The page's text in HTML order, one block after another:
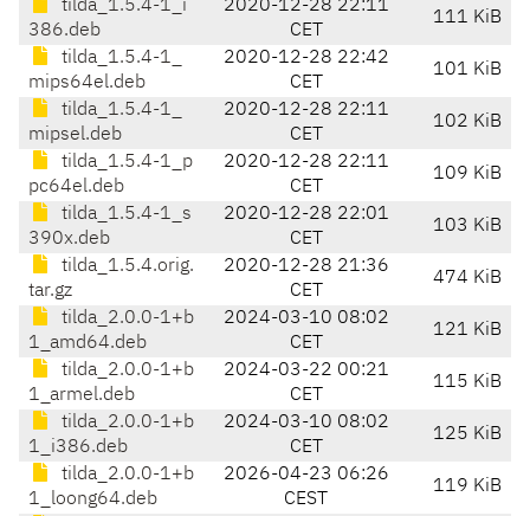
tilda_1.5.4-1_i
386.deb
2020-12-28 22:11
CET
111 KiB
tilda_1.5.4-1_
mips64el.deb
2020-12-28 22:42
CET
101 KiB
tilda_1.5.4-1_
mipsel.deb
2020-12-28 22:11
CET
102 KiB
tilda_1.5.4-1_p
pc64el.deb
2020-12-28 22:11
CET
109 KiB
tilda_1.5.4-1_s
390x.deb
2020-12-28 22:01
CET
103 KiB
tilda_1.5.4.orig.
tar.gz
2020-12-28 21:36
CET
474 KiB
tilda_2.0.0-1+b
1_amd64.deb
2024-03-10 08:02
CET
121 KiB
tilda_2.0.0-1+b
1_armel.deb
2024-03-22 00:21
CET
115 KiB
tilda_2.0.0-1+b
1_i386.deb
2024-03-10 08:02
CET
125 KiB
tilda_2.0.0-1+b
1_loong64.deb
2026-04-23 06:26
CEST
119 KiB